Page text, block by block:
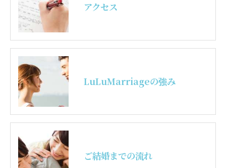
アクセス
LuLuMarriageの強み
ご結婚までの流れ